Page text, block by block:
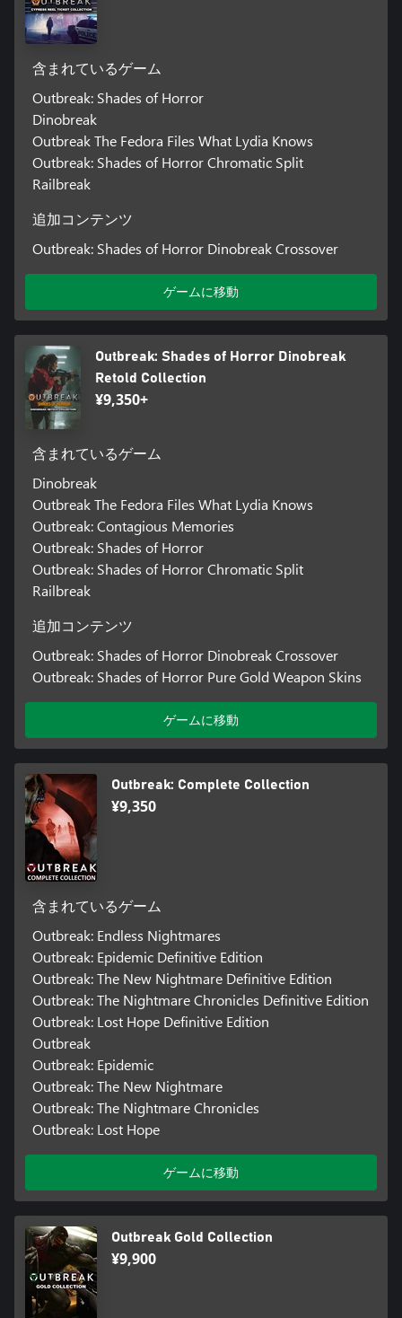
含まれているゲーム
Outbreak: Shades of Horror
Dinobreak
Outbreak The Fedora Files What Lydia Knows
Outbreak: Shades of Horror Chromatic Split
Railbreak
追加コンテンツ
Outbreak: Shades of Horror Dinobreak Crossover
ゲームに移動
Outbreak: Shades of Horror Dinobreak
Retold Collection
¥9,350+
含まれているゲーム
Dinobreak
Outbreak The Fedora Files What Lydia Knows
Outbreak: Contagious Memories
Outbreak: Shades of Horror
Outbreak: Shades of Horror Chromatic Split
Railbreak
追加コンテンツ
Outbreak: Shades of Horror Dinobreak Crossover
Outbreak: Shades of Horror Pure Gold Weapon Skins
ゲームに移動
Outbreak: Complete Collection
¥9,350
含まれているゲーム
Outbreak: Endless Nightmares
Outbreak: Epidemic Definitive Edition
Outbreak: The New Nightmare Definitive Edition
Outbreak: The Nightmare Chronicles Definitive Edition
Outbreak: Lost Hope Definitive Edition
Outbreak
Outbreak: Epidemic
Outbreak: The New Nightmare
Outbreak: The Nightmare Chronicles
Outbreak: Lost Hope
ゲームに移動
Outbreak Gold Collection
¥9,900